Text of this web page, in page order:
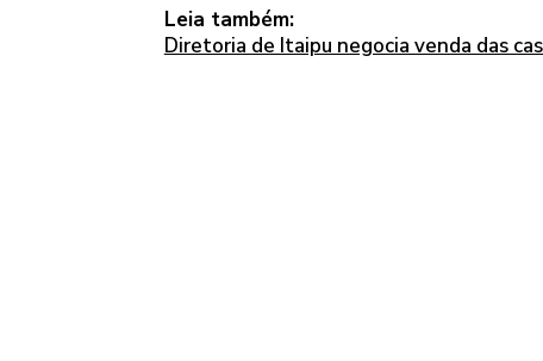
Leia também:
Diretoria de Itaipu negocia venda das